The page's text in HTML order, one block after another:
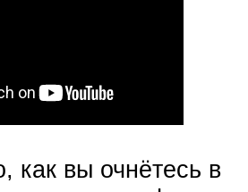
как вы очнётесь в